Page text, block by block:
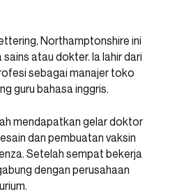
Northamptonshire ini
atau dokter. Ia lahir dari
sebagai manajer toko
guru bahasa inggris.
mendapatkan gelar doktor
dan pembuatan vaksin
Setelah sempat bekerja
dengan perusahaan